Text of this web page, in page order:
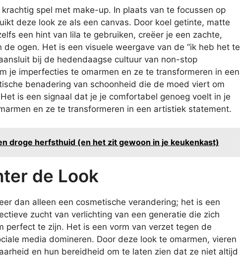
spel met make-up. In plaats van te focussen op
deze look ze als een canvas. Door koel getinte, matte
een hint van lila te gebruiken, creëer je een zachte,
de ogen. Het is een visuele weergave van de “ik heb het te
bij de hedendaagse cultuur van non-stop
je imperfecties te omarmen en ze te transformeren in een
benadering van schoonheid die de moed viert om
is een signaal dat je je comfortabel genoeg voelt in je
en ze te transformeren in een artistiek statement.
droge herfsthuid (en het zit gewoon in je keukenkast)
de Look
dan alleen een cosmetische verandering; het is een
zucht van verlichting van een generatie die zich
perfect te zijn. Het is een vorm van verzet tegen de
media domineren. Door deze look te omarmen, vieren
en hun bereidheid om te laten zien dat ze niet altijd